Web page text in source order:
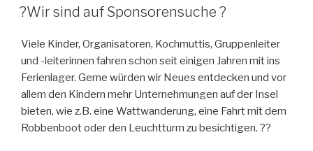
AM
?Wir sind auf Sponsorensuche ?
Viele Kinder, Organisatoren, Kochmuttis, Gruppenleiter
und -leiterinnen fahren schon seit einigen Jahren mit ins
Ferienlager. Gerne würden wir Neues entdecken und vor
allem den Kindern mehr Unternehmungen auf der Insel
bieten, wie z.B. eine Wattwanderung, eine Fahrt mit dem
Robbenboot oder den Leuchtturm zu besichtigen. ??